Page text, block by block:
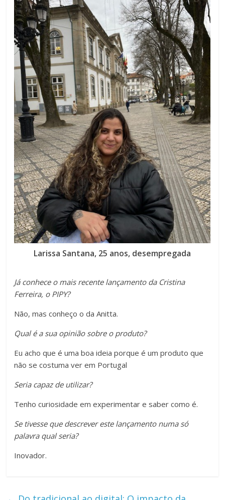
Larissa Santana, 25 anos, desempregada
Já conhece o mais recente lançamento da Cristina
Ferreira, o PIPY?
Não, mas conheço o da Anitta.
Qual é a sua opinião sobre o produto?
Eu acho que é uma boa ideia porque é um produto que
não se costuma ver em Portugal
Seria capaz de utilizar?
Tenho curiosidade em experimentar e saber como é.
Se tivesse que descrever este lançamento numa só
palavra qual seria?
Inovador.